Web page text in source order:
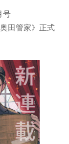
号
田管家》正式